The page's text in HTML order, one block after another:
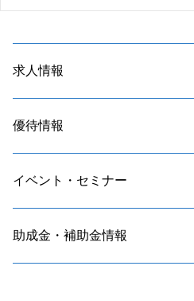
求人情報
優待情報
イベント・セミナー
助成金・補助金情報